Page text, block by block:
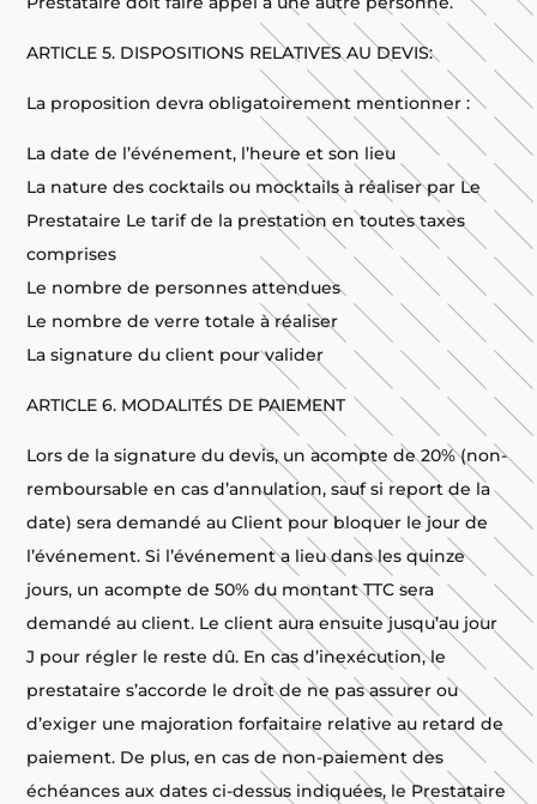
ARTICLE 5. DISPOSITIONS RELATIVES AU DEVIS:
La proposition devra obligatoirement mentionner :
La date de l’événement, l’heure et son lieu
La nature des cocktails ou mocktails à réaliser par Le
Prestataire Le tarif de la prestation en toutes taxes
comprises
Le nombre de personnes attendues
Le nombre de verre totale à réaliser
La signature du client pour valider
ARTICLE 6. MODALITÉS DE PAIEMENT
Lors de la signature du devis, un acompte de 20% (non-
remboursable en cas d’annulation, sauf si report de la
date) sera demandé au Client pour bloquer le jour de
l’événement. Si l’événement a lieu dans les quinze
jours, un acompte de 50% du montant TTC sera
demandé au client. Le client aura ensuite jusqu’au jour
J pour régler le reste dû. En cas d’inexécution, le
prestataire s’accorde le droit de ne pas assurer ou
d’exiger une majoration forfaitaire relative au retard de
paiement. De plus, en cas de non-paiement des
échéances aux dates ci-dessus indiquées, le Prestataire